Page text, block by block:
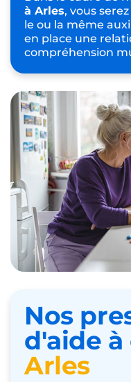
à Arles, vous
le ou la même
en place une
compréhension
Nos
d'aide
Arles